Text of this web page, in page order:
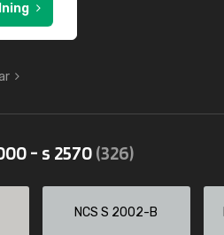
- s 2570(326)
NCS S 2002-B